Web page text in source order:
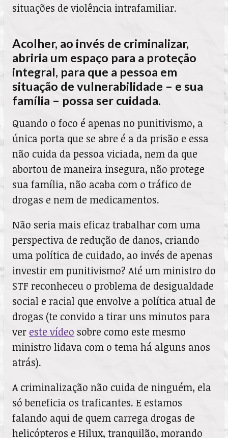
situações de violência intrafamiliar.
Acolher, ao invés de criminalizar,
abriria um espaço para a proteção
integral, para que a pessoa em
situação de vulnerabilidade – e sua
família – possa ser cuidada.
Quando o foco é apenas no punitivismo, a
única porta que se abre é a da prisão e essa
não cuida da pessoa viciada, nem da que
abortou de maneira insegura, não protege
sua família, não acaba com o tráfico de
drogas e nem de medicamentos.
Não seria mais eficaz trabalhar com uma
perspectiva de redução de danos, criando
uma política de cuidado, ao invés de apenas
investir em punitivismo? Até um ministro do
STF reconheceu o problema de desigualdade
social e racial que envolve a política atual de
drogas (te convido a tirar uns minutos para
ver este vídeo sobre como este mesmo
ministro lidava com o tema há alguns anos
atrás).
A criminalização não cuida de ninguém, ela
só beneficia os traficantes. E estamos
falando aqui de quem carrega drogas de
helicópteros e Hilux, tranquilão, morando